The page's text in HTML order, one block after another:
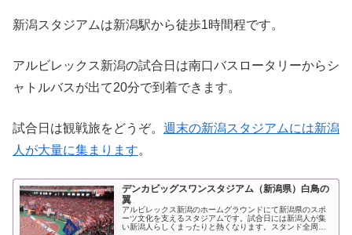
新潟スタジアムは新潟駅から徒歩1時間程です。
アルビレックス新潟の試合日は南口バスロータリーからシ
ャトルバスが出て20分で到着できます。
試合日は観戦旅をどうぞ。 週末の新潟スタジアムには新潟
人が大量に集まります。
デンカビッグスワンスタジアム（新潟県）白鳥の
翼
アルビレックス新潟のホームグラウンドにて新潟県のスポ
ーツ文化を支えるスタジアムです。試合日には新潟人が集
い新潟人らしくまったりと熱くなります。スタンド全周を